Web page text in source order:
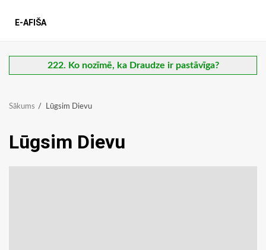
E-AFIŠA
222. Ko nozīmē, ka Draudze ir pastāvīga?
Sākums Lūgsim Dievu
Lūgsim Dievu